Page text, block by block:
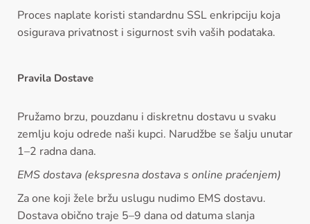
Proces naplate koristi standardnu SSL enkripciju koja
osigurava privatnost i sigurnost svih vaših podataka.
Pravila Dostave
Pružamo brzu, pouzdanu i diskretnu dostavu u svaku
zemlju koju odrede naši kupci. Narudžbe se šalju unutar
1–2 radna dana.
EMS dostava (ekspresna dostava s online praćenjem)
Za one koji žele bržu uslugu nudimo EMS dostavu.
Dostava obično traje 5–9 dana od datuma slanja